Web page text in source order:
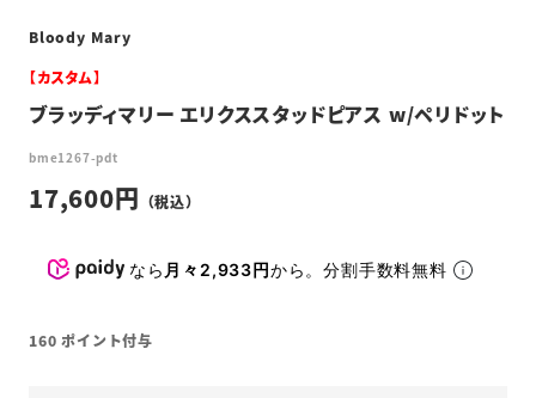
Bloody Mary
【カスタム】
ブラッディマリー エリクススタッドピアス w/ペリドット
bme1267-pdt
17,600
なら 月々2,933円から。分割手数料無料
160 ポイント付与